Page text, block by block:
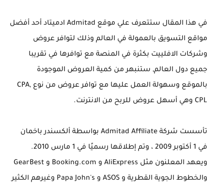
في هذا المقال ستتعرف علي موقع Admitad ادميتاد أحد أفضل
مواقع التسويق بالعمولة في العالم وذلك لتوافر عروض
وشركات الافلييت بكثرة في المنصة مع توافرها في تقريبا
جميع دول العالم, ستنبهر من كمية العروض الموجودة
بالموقع وسهولة العمل عليها مع توافر عروض من نوع CPA,
CPL وهي أسهل عروض للربح من الانترنت.
تأسست شركة Admitad Affiliate بواسطة ألكسندر باخمان
في 1 أكتوبر 2009 ، وتم إطلاقها رسميًا في 1 مارس 2010.
ويعهد المعلنون مثل AliExpress و Booking.com و GearBest
والخطوط الجوية القطرية و ASOS و Papa John's وغيرهم الكثير